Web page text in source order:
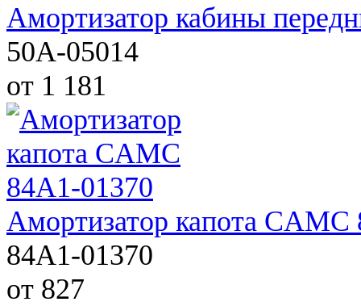
Амортизатор кабины
50A-05014
от 1 181
Амортизатор капота CAMC
84A1-01370
от 827